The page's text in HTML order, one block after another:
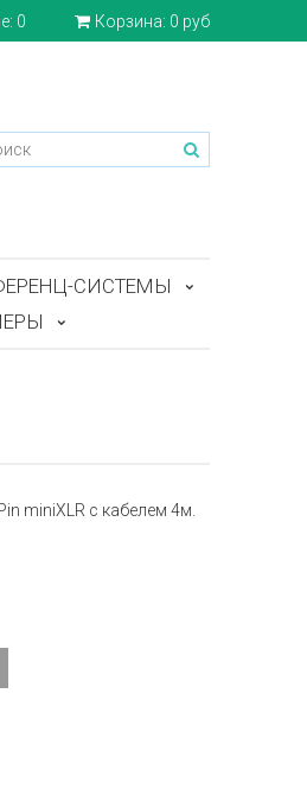
0 Корзина: 0 руб
СИСТЕМЫ
miniXLR с кабелем 4м.